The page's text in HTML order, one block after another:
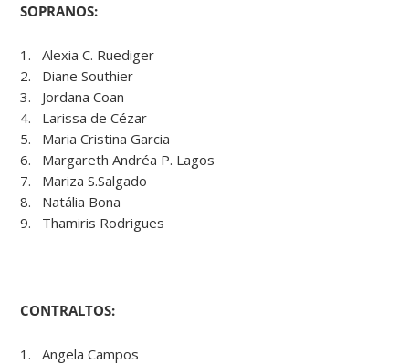
SOPRANOS:
1. Alexia C. Ruediger
2. Diane Southier
3. Jordana Coan
4. Larissa de Cézar
5. Maria Cristina Garcia
6. Margareth Andréa P. Lagos
7. Mariza S.Salgado
8. Natália Bona
9. Thamiris Rodrigues
CONTRALTOS:
1. Angela Campos